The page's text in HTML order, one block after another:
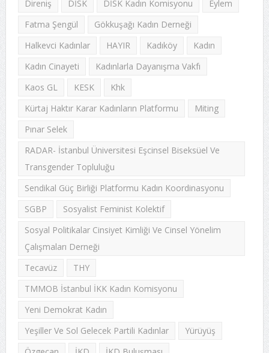
Direniş
DİSK DİSK Kadın Komisyonu
Eylem
Fatma Şengül
Gökkuşağı Kadın Derneği
Halkevci Kadınlar
HAYIR Kadıköy
Kadın
Kadın Cinayeti
Kadınlarla Dayanışma Vakfı
Kaos GL
KESK
Khk
Kürtaj Haktır Karar Kadınların Platformu
Miting
Pınar Selek
RADAR- İstanbul Üniversitesi Eşcinsel Biseksüel Ve
Transgender Topluluğu
Sendikal Güç Birliği Platformu Kadın Koordinasyonu
SGBP
Sosyalist Feminist Kolektif
Sosyal Politikalar Cinsiyet Kimliği Ve Cinsel Yönelim
Çalışmaları Derneği
Tecavüz
THY
TMMOB İstanbul İKK Kadın Komisyonu
Yeni Demokrat Kadın
Yeşiller Ve Sol Gelecek Partili Kadınlar
Yürüyüş